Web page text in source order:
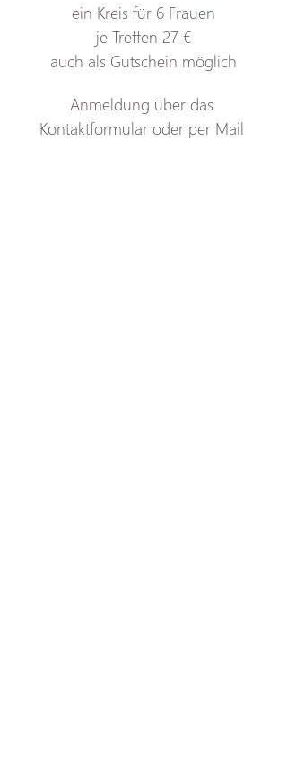
ein Kreis für 6 Frauen
je Treffen 27 €
auch als Gutschein möglich
Anmeldung über das
Kontaktformular oder per Mail